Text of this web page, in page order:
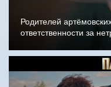
Родителей
ответственности за